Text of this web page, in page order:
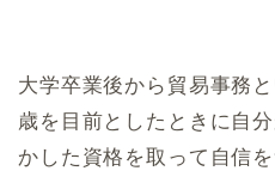
大学卒業後から貿易事務
歳を目前としたときに自
かした資格を取って自信